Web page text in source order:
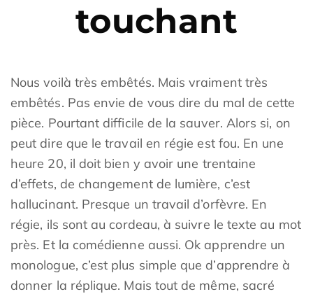
touchant
Nous voilà très embêtés. Mais vraiment très
embêtés. Pas envie de vous dire du mal de cette
pièce. Pourtant difficile de la sauver. Alors si, on
peut dire que le travail en régie est fou. En une
heure 20, il doit bien y avoir une trentaine
d’effets, de changement de lumière, c’est
hallucinant. Presque un travail d’orfèvre. En
régie, ils sont au cordeau, à suivre le texte au mot
près. Et la comédienne aussi. Ok apprendre un
monologue, c’est plus simple que d’apprendre à
donner la réplique. Mais tout de même, sacré